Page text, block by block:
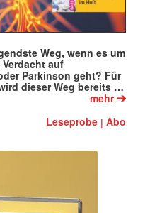
Weg, wenn es um
auf
Parkinson geht? Für
dieser Weg bereits …
mehr➔
Leseprobe |Abo